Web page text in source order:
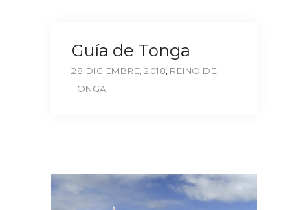
Guía de Tonga
28 DICIEMBRE, 2018 REINO DE
TONGA